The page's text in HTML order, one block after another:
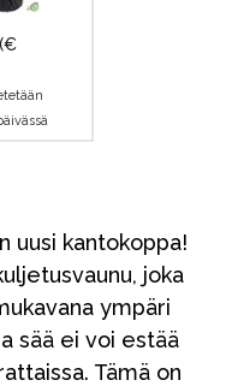
(€
uusi kantokoppa!
joka
ympäri
sää ei voi estää
Tämä on